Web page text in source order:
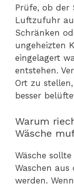
Prüfe, ob
Luftzufuhr
Schränken
ungeheizten
eingelagert
entstehen.
Ort zu
besser
Warum
Wäsche
Wäsche
Waschen aus
werden.